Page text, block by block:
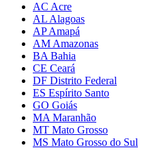
AC Acre
AL Alagoas
AP Amapá
AM Amazonas
BA Bahia
CE Ceará
DF Distrito Federal
ES Espírito Santo
GO Goiás
MA Maranhão
MT Mato Grosso
MS Mato Grosso do Sul